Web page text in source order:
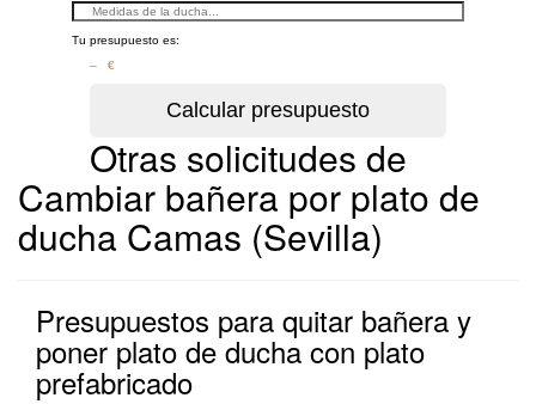
Tu presupuesto es:
– €
Otras solicitudes de
Cambiar bañera por plato de
ducha Camas (Sevilla)
Presupuestos para quitar bañera y
poner plato de ducha con plato
prefabricado